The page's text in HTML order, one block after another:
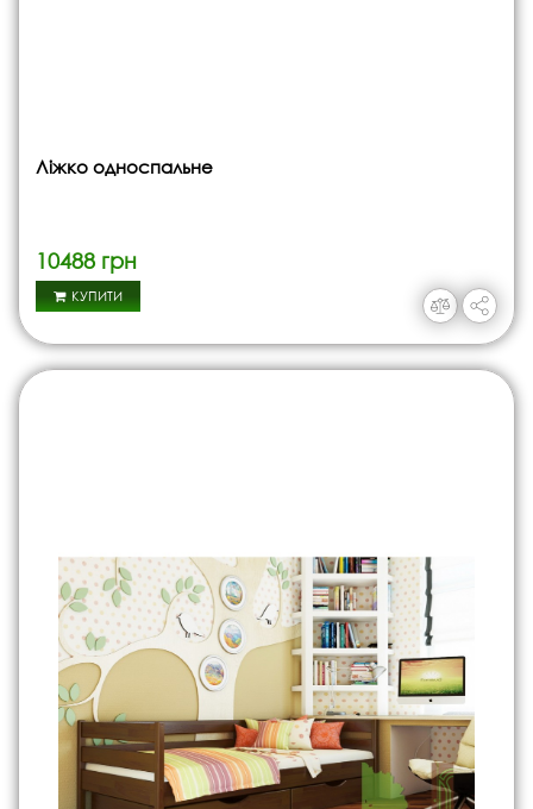
Ліжко односпальне
10488 грн
КУПИТИ